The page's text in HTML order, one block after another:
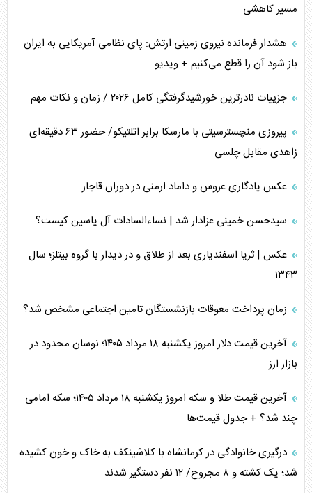
مسیر کاهشی
هشدار فرمانده نیروی زمینی ارتش: پای نظامی آمریکایی به ایران
باز شود آن را قطع می‌کنیم + ویدیو
جزییات نادرترین خورشیدگرفتگی کامل ۲۰۲۶ / زمان و نکات مهم
پیروزی منچسترسیتی با مارسکا برابر اتلتیکو/ حضور ۶۳ دقیقه‌ای
زاهدی مقابل چلسی
عکس یادگاری عروس و داماد ارمنی در دوران قاجار
سیدحسن خمینی عزادار شد | نساءالسادات آل یاسین کیست؟
عکس | ثریا اسفندیاری بعد از طلاق و در دیدار با گروه بیتلز؛ سال
۱۳۴۳
زمان پرداخت معوقات بازنشستگان تامین اجتماعی مشخص شد؟
آخرین قیمت دلار امروز یکشنبه ۱۸ مرداد ۱۴۰۵؛ نوسان محدود در
بازار ارز
آخرین قیمت طلا و سکه امروز یکشنبه ۱۸ مرداد ۱۴۰۵؛ سکه امامی
چند شد؟ + جدول قیمت‌ها
درگیری خانوادگی در کرمانشاه با کلاشینکف به خاک و خون کشیده
شد؛ یک کشته و ۸ مجروح/ ۱۲ نفر دستگیر شدند